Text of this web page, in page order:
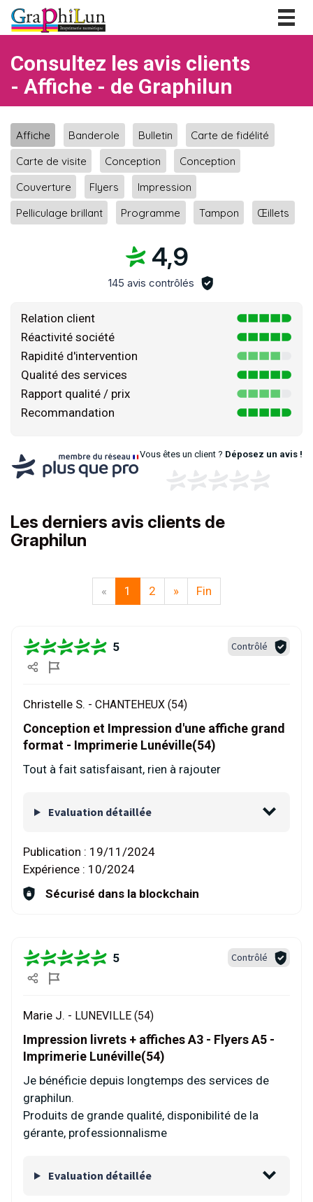
Consultez les avis clients
- Affiche - de Graphilun
Affiche Banderole Bulletin
Carte de fidélité
Carte de visite
Conception
Conception
Couverture
Flyers
Impression
Pelliculage brillant
Programme Tampon Œillets
4,9
145 avis contrôlés
Relation client
Réactivité société
Rapidité d'intervention
Qualité des services
Rapport qualité / prix
Recommandation
Vous êtes un client ? Déposez un avis !
Les derniers avis clients de
Graphilun
« 1 2 » Fin
5 Contrôlé
Christelle S. - CHANTEHEUX (54)
Conception et Impression d'une affiche grand
format - Imprimerie Lunéville(54)
Tout à fait satisfaisant, rien à rajouter
Evaluation détaillée
Publication : 19/11/2024
Expérience : 10/2024
Sécurisé dans la blockchain
5 Contrôlé
Marie J. - LUNEVILLE (54)
Impression livrets + affiches A3 - Flyers A5 -
Imprimerie Lunéville(54)
Je bénéficie depuis longtemps des services de
graphilun.
Produits de grande qualité, disponibilité de la
gérante, professionnalisme
Evaluation détaillée